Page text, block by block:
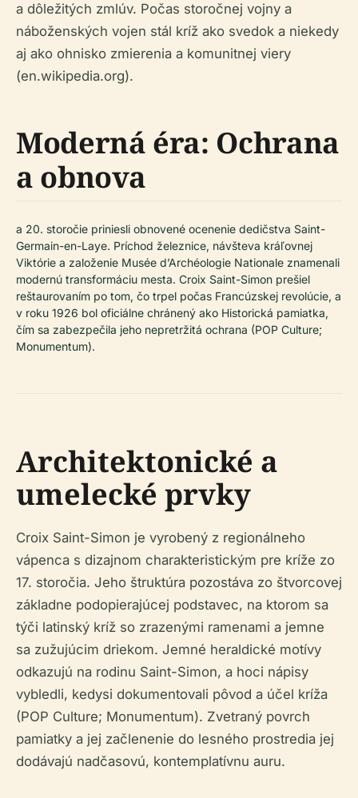
a dôležitých zmlúv. Počas storočnej vojny a
náboženských vojen stál kríž ako svedok a niekedy
aj ako ohnisko zmierenia a komunitnej viery
(en.wikipedia.org).
Moderná éra: Ochrana
a obnova
a 20. storočie priniesli obnovené ocenenie dedičstva Saint-
Germain-en-Laye. Príchod železnice, návšteva kráľovnej
Viktórie a založenie Musée d’Archéologie Nationale znamenali
modernú transformáciu mesta. Croix Saint-Simon prešiel
reštaurovaním po tom, čo trpel počas Francúzskej revolúcie, a
v roku 1926 bol oficiálne chránený ako Historická pamiatka,
čím sa zabezpečila jeho nepretržitá ochrana (POP Culture;
Monumentum).
Architektonické a
umelecké prvky
Croix Saint-Simon je vyrobený z regionálneho
vápenca s dizajnom charakteristickým pre kríže zo
17. storočia. Jeho štruktúra pozostáva zo štvorcovej
základne podopierajúcej podstavec, na ktorom sa
týči latinský kríž so zrazenými ramenami a jemne
sa zužujúcim driekom. Jemné heraldické motívy
odkazujú na rodinu Saint-Simon, a hoci nápisy
vybledli, kedysi dokumentovali pôvod a účel kríža
(POP Culture; Monumentum). Zvetraný povrch
pamiatky a jej začlenenie do lesného prostredia jej
dodávajú nadčasovú, kontemplatívnu auru.